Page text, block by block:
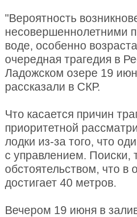
"Вероятность
несовершеннолетними
воде, особенно
очередная трагедия в
Ладожском озере 19
рассказали в СКР.
Что касается причин
приоритетной
лодки из-за того, что
с управлением.
обстоятельством, что в
достигает 40 метров.
Вечером 19 июня в